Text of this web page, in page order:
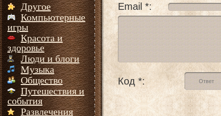
Другое
Компьютерные
игры
Красота и
здоровье
Люди и блоги
Музыка
Общество
Путешествия и
события
Развлечения
Email *:
Код *: